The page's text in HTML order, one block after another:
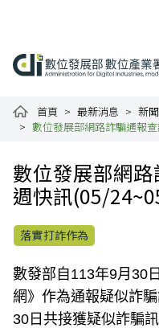
首頁 最新消息
新
數位發展部網路詐騙通報
數位發展部網
週快訊(05/
落實打詐作為
數發部自113年9月30
網》作為通報疑似詐
30日共接獲疑似詐騙